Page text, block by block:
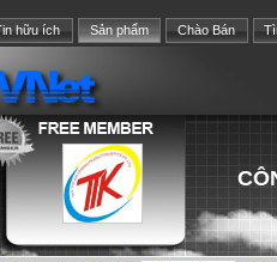
hữu ích Sản phẩm Chào Bán